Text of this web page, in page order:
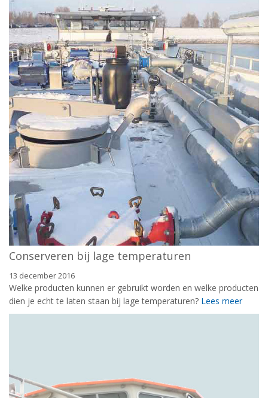
Conserveren bij lage temperaturen
13 december 2016
Welke producten kunnen er gebruikt worden en welke producten
dien je echt te laten staan bij lage temperaturen? Lees meer